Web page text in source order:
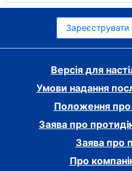
Версія для
Умови надання
Положення про
Заява про
Заява про
Про